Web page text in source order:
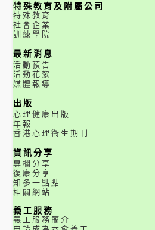
特殊教育及附屬公司
特殊教育
社會企業
訓練學院
最新消息
活動預告
活動花絮
媒體報導
出版
心理健康出版
年報
香港心理衞生期刊
資訊分享
專欄分享
復康分享
知多一點點
相關網站
義工服務
義工服務簡介